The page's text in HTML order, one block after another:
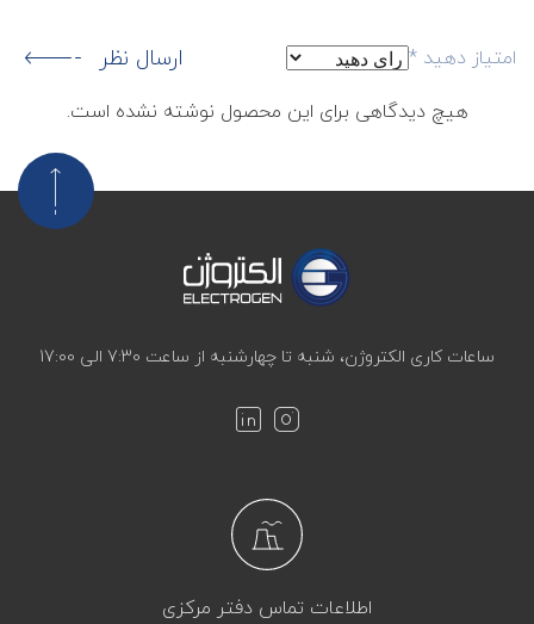
امتیاز دهید * ارسال نظر
هیچ دیدگاهی برای این محصول نوشته نشده است.
ساعات کاری الکتروژن، شنبه تا چهارشنبه از ساعت 7:30 الی 17:00
اطلاعات تماس دفتر مرکزی